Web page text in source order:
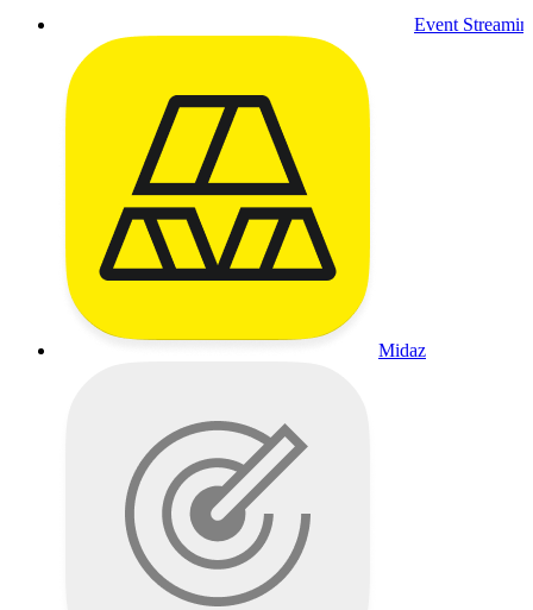
Event
Midaz